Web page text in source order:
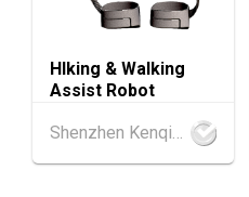
SEP
一带一路高峰论坛
9
SEP
香港
09.09.2026
HIking & Walking
Assist Robot
Shenzhen Kenqing Technology Co., Ltd.